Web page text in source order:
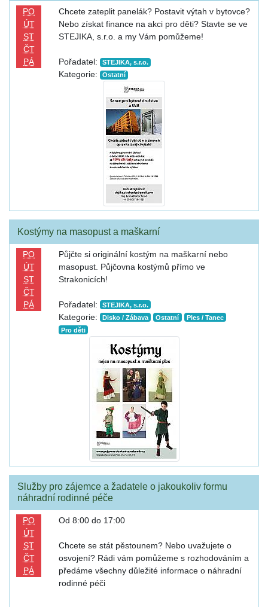
PO
ÚT
ST
ČT
PÁ
Chcete zateplit panelák? Postavit výtah v bytovce?
Nebo získat finance na akci pro děti? Stavte se ve
STEJIKA, s.r.o. a my Vám pomůžeme!
Pořadatel: STEJIKA, s.r.o.
Kategorie: Ostatní
Kostýmy na masopust a maškarní
PO
ÚT
ST
ČT
PÁ
Půjčte si originální kostým na maškarní nebo
masopust. Půjčovna kostýmů přímo ve
Strakonicích!
Pořadatel: STEJIKA, s.r.o.
Kategorie: Disko / Zábava Ostatní
Ples / Tanec
Pro děti
Služby pro zájemce a žadatele o jakoukoliv formu
náhradní rodinné péče
PO
ÚT
ST
ČT
PÁ
Od 8:00 do 17:00
Chcete se stát pěstounem? Nebo uvažujete o
osvojení? Rádi vám pomůžeme s rozhodováním a
předáme všechny důležité informace o náhradní
rodinné péči